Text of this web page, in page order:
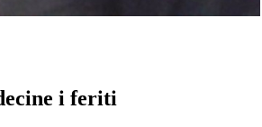
i feriti